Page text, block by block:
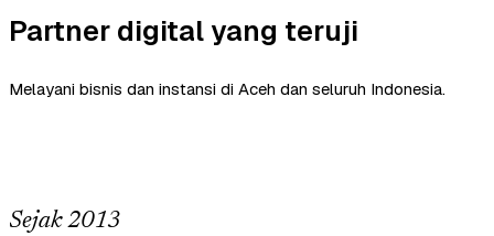
Partner digital yang teruji
Melayani bisnis dan instansi di Aceh dan seluruh Indonesia.
Sejak 2013